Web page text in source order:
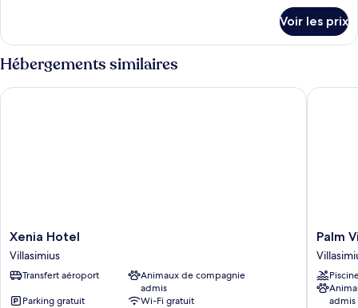
2
chambres,
dans
les
le
type
de
chambre
Chambre
Voir les prix
Hébergements similaires
Xenia
Hotel
Villasimius
Xenia Hotel
Villasimius
Transfert aéroport
Animaux de compagnie
admis
Parking gratuit
Wi-Fi gratuit
Xenia Hotel
Palm
Village
Palm
admis
Palm